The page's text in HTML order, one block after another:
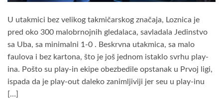
U utakmici bez velikog takmičarskog značaja, Loznica je
pred oko 300 malobrnojnih gledalaca, savladala Jedinstvo
sa Uba, sa minimalni 1-0 . Beskrvna utakmica, sa malo
faulova i bez kartona, što je još jednom istaklo svrhu play-
ina. Pošto su play-in ekipe obezbedile opstanak u Prvoj ligi,
ispada da je play-out daleko zanimljiviji jer seu u play-inu
[…]